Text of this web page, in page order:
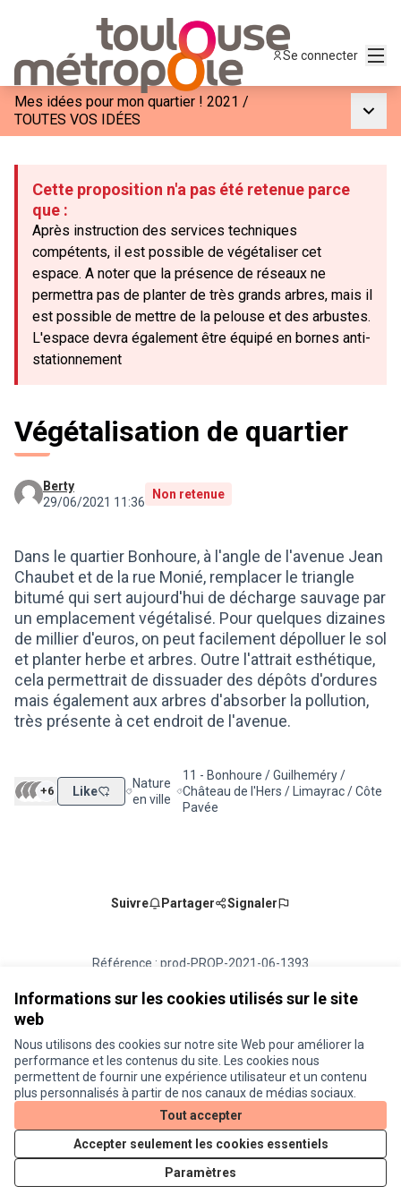
Informations sur les cookies utilisés sur le site
web
Nous utilisons des cookies sur notre site Web pour améliorer la
performance et les contenus du site. Les cookies nous
permettent de fournir une expérience utilisateur et un contenu
plus personnalisés à partir de nos canaux de médias sociaux.
Tout accepter
Accepter seulement les cookies essentiels
Paramètres
Se connecter
Mes idées pour mon quartier ! 2021 /
TOUTES VOS IDÉES
Cette proposition n'a pas été retenue parce
que :
Après instruction des services techniques
compétents, il est possible de végétaliser cet
espace. A noter que la présence de réseaux ne
permettra pas de planter de très grands arbres, mais il
est possible de mettre de la pelouse et des arbustes.
L'espace devra également être équipé en bornes anti-
stationnement
Végétalisation de quartier
Berty
29/06/2021 11:36
Non retenue
Dans le quartier Bonhoure, à l'angle de l'avenue Jean
Chaubet et de la rue Monié, remplacer le triangle
bitumé qui sert aujourd'hui de décharge sauvage par
un emplacement végétalisé. Pour quelques dizaines
de millier d'euros, on peut facilement dépolluer le sol
et planter herbe et arbres. Outre l'attrait esthétique,
cela permettrait de dissuader des dépôts d'ordures
mais également aux arbres d'absorber la pollution,
très présente à cet endroit de l'avenue.
+6 Like Filtrer les résultats de la catégorie : Nature en ville
Nature
en ville Filtrer les résultats pour le secteur : 11
11 - Bonhoure / Guilheméry /
Château de l'Hers / Limayrac / Côte
Pavée
Suivre Partager Signaler
Référence : prod-PROP-2021-06-1393
Vérifiez l'empreinte numérique
Conditions d'utilisation
Paramètres des cookies
Je participe ! sur X
(Lien externe)
Je participe ! sur Facebook
Je participe ! sur Instagram
Site réalisé grâce aulogiciel libre Decidim .
Licence
(Lien